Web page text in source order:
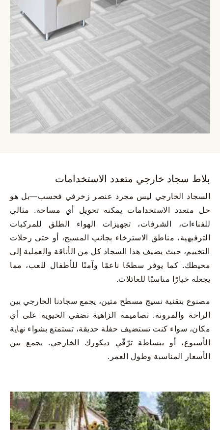
بلاط سجاد خارجي متعدد الاستخدامات
السجاد الخارجي ليس مجرد عنصر زخرفي فحسب—بل هو
حل متعدد الاستخدامات يمكنه تحويل أي مساحة. مثالي
للفناءات، الشرفات، تجهيزات الهواء الطلق للمركبات
الترفيهية، مناطق الاسترخاء بجانب المسبح، أو حتى رحلات
التخييم، حيث يضيف هذا السجاد كل من الأناقة والعملية إلى
محيطك. كما يوفر سطحًا ناعمًا وآمنًا للأطفال للعب، مما
يجعله خيارًا مناسبًا للعائلات.
مصنوع بتقنية نسيج مسطح متين، يجمع سجادنا الخارجي بين
الراحة والمرونة. تصاميمه الزاهية تضفي الحيوية على أي
مكان، سواء كنت تستضيف حفلة حديقة، تستمتع بشواء نهاية
الأسبوع، أو ببساطة ترّقّي ديكورك الخارجي. يجمع بين
الأسعار المناسبة وطول العمر.